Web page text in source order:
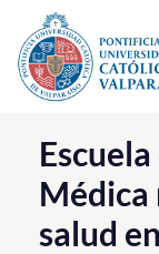
Click acá para ir
La Universidad
Investigación,
PUCV
Médica
salud